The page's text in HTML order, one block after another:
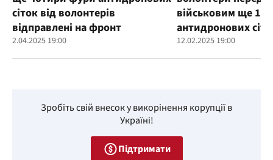
сіток від волонтерів
відправлені на фронт
2.04.2025 19:00
військовим ще
антидронових
12.02.2025 19:00
Зробіть свій внесок у викорінення корупції в
Україні!
Підтримати